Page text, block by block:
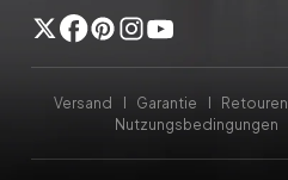
TwitterFacebook
Pinterest
Instagram
Youtube
Versand Garantie Retouren
Nutzungsbedingungen